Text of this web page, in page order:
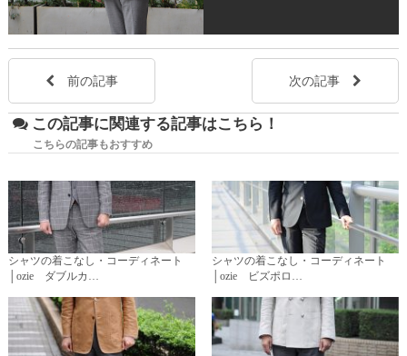
前の記事 次の記事
この記事に関連する記事はこちら！
こちらの記事もおすすめ
シャツの着こなし・コーディネート
│ozie ダブルカ…
シャツの着こなし・コーディネート
│ozie ビズポロ…